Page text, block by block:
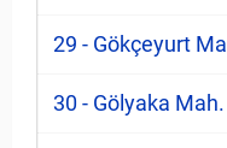
29 - Gökçeyurt
30 - Gölyaka Mah.